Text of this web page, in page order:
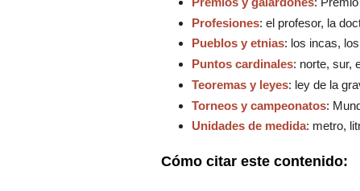
Profesiones: el profesor, la
Pueblos y etnias: los incas,
Puntos cardinales: norte, sur,
Teoremas y leyes: ley de la
Torneos y campeonatos:
Unidades de medida: metro,
Cómo citar este contenido: